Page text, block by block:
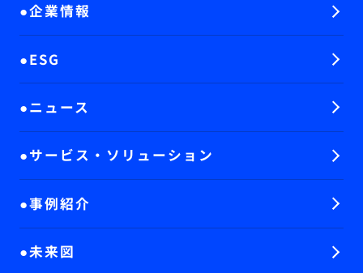
企業情報
ESG
ニュース
サービス・ソリューション
事例紹介
未来図